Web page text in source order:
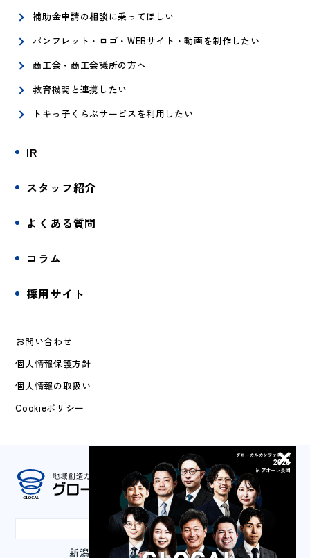
補助金申請の相談に乗ってほしい
パンフレット・ロゴ・WEBサイト・動画を制作したい
商工会・商工会議所の方へ
教育機関と連携したい
トキっ子くらぶサービスを利用したい
IR
スタッフ紹介
よくある質問
コラム
採用サイト
お問い合わせ
個人情報保護方針
個人情報の取扱い
Cookieポリシー
本社
新潟県長岡市城内町3-2-1 山嘉ビル3F